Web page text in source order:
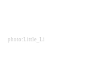
photo:Little_Li